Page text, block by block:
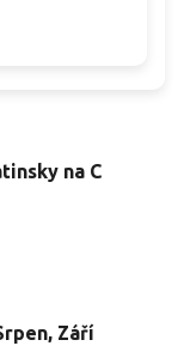
na C
, Září